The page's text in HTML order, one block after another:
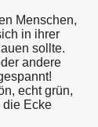
Menschen,
in ihrer
sollte.
andere
echt grün,
die Ecke